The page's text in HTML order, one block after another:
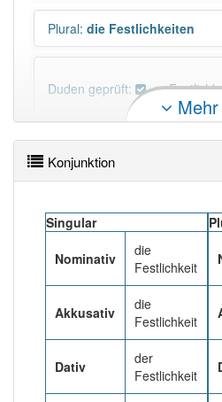
Plural: die Festlichkeiten
Duden geprüft:
Wörter, die mit "-keit" enden,
DER:0
DAS:0
Häufigkeit: 4 von 10
Mehr
Konjunktion
Singular
Nominativ
die
Festlichkeit
Akkusativ
die
Festlichkeit
Dativ
der
Festlichkeit